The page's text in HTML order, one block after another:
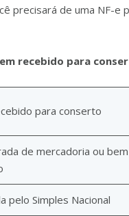
precisará de uma NF-e
recebido para
para conserto
de mercadoria ou
pelo Simples Nacional